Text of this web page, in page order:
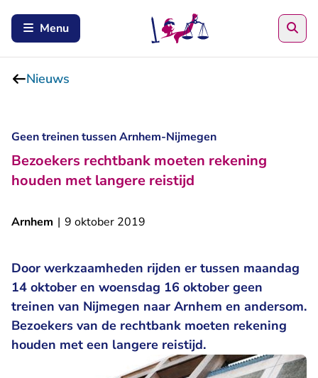
Menu
Nieuws
Geen treinen tussen Arnhem-Nijmegen
Bezoekers rechtbank moeten rekening
houden met langere reistijd
Arnhem | 9 oktober 2019
Door werkzaamheden rijden er tussen maandag
14 oktober en woensdag 16 oktober geen
treinen van Nijmegen naar Arnhem en andersom.
Bezoekers van de rechtbank moeten rekening
houden met een langere reistijd.